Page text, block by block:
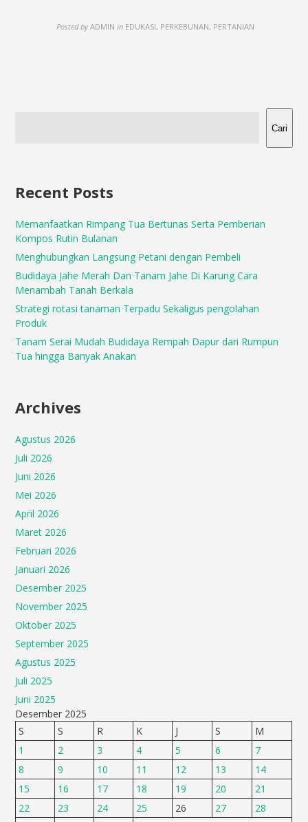
Posted by ADMIN in EDUKASI, PERKEBUNAN, PERTANIAN
Cari
Recent Posts
Memanfaatkan Rimpang Tua Bertunas Serta Pemberian
Kompos Rutin Bulanan
Menghubungkan Langsung Petani dengan Pembeli
Budidaya Jahe Merah Dan Tanam Jahe Di Karung Cara
Menambah Tanah Berkala
Strategi rotasi tanaman Terpadu Sekaligus pengolahan
Produk
Tanam Serai Mudah Budidaya Rempah Dapur dari Rumpun
Tua hingga Banyak Anakan
Archives
Agustus 2026
Juli 2026
Juni 2026
Mei 2026
April 2026
Maret 2026
Februari 2026
Januari 2026
Desember 2025
November 2025
Oktober 2025
September 2025
Agustus 2025
Juli 2025
Juni 2025
Desember 2025
S
S R K J S
M
1
2 3 4 5 6
7
8
9 10 11 12 13
14
15
16 17 18 19 20
21
22
23 24 25 26 27
28